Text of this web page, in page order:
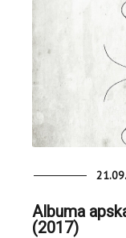
Albuma
(2017)